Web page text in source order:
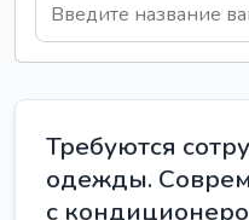
Требуются
одежды.
с